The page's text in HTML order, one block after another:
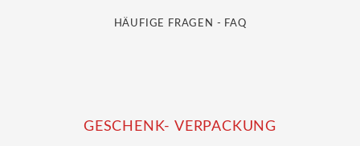
HÄUFIGE FRAGEN - FAQ
GESCHENK- VERPACKUNG